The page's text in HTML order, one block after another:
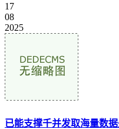
17
08
2025
已能支撑千并发取海量数